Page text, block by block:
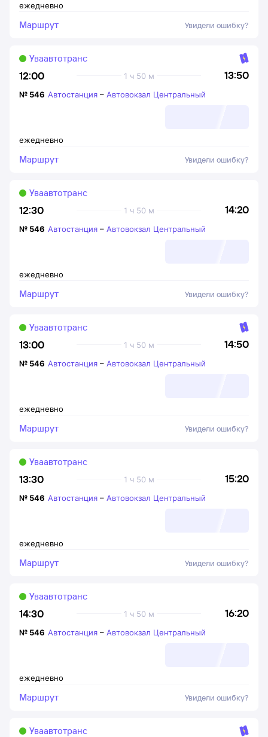
ежедневно
Маршрут Увидели ошибку?
12:00 13:50
1 ч 50 м
Уваавтотранс
ежедневно
№ 546 Автостанция – Автовокзал Центральный
Маршрут Увидели ошибку?
12:30 14:20
1 ч 50 м
Уваавтотранс
ежедневно
№ 546 Автостанция – Автовокзал Центральный
Маршрут Увидели ошибку?
13:00 14:50
1 ч 50 м
Уваавтотранс
ежедневно
№ 546 Автостанция – Автовокзал Центральный
Маршрут Увидели ошибку?
13:30 15:20
1 ч 50 м
Уваавтотранс
ежедневно
№ 546 Автостанция – Автовокзал Центральный
Маршрут Увидели ошибку?
14:30 16:20
1 ч 50 м
Уваавтотранс
ежедневно
№ 546 Автостанция – Автовокзал Центральный
Маршрут Увидели ошибку?
Уваавтотранс